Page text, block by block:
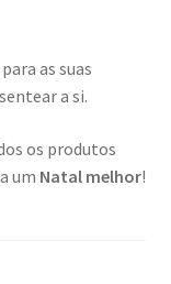
Raízes
as suas
a si.
os produtos
um Natal melhor!